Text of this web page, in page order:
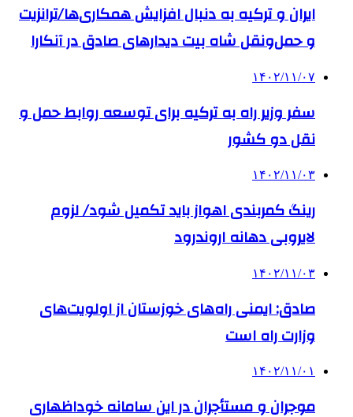
ایران و ترکیه به دنبال افزایش همکاری‌ها/ترانزیت
و حمل‌ونقل شاه بیت دیدارهای صادق در آنکارا
۱۴۰۲/۱۱/۰۷
سفر وزیر راه به ترکیه برای توسعه روابط حمل و
نقل دو کشور
۱۴۰۲/۱۱/۰۳
رینگ کمربندی اهواز باید تکمیل شود/ لزوم
لایروبی دهانه اروندرود
۱۴۰۲/۱۱/۰۳
صادق: ایمنی راه‌های خوزستان از اولویت‌های
وزارت راه است
۱۴۰۲/۱۱/۰۱
موجران و مستأجران در این سامانه خوداظهاری